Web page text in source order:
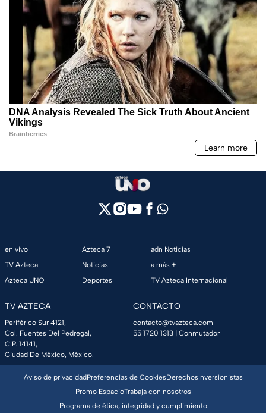
en vivo
TV Azteca
Azteca UNO
Azteca 7
Noticias
Deportes
adn Noticias
a más +
TV Azteca Internacional
TV AZTECA
Periférico Sur 4121,
Col. Fuentes Del Pedregal,
C.P. 14141,
Ciudad De México, México.
CONTACTO
contacto@tvazteca.com
55 1720 1313 | Conmutador
Aviso de privacidadPreferencias de CookiesDerechosInversionistas
Promo EspacioTrabaja con nosotros
Programa de ética, integridad y cumplimiento